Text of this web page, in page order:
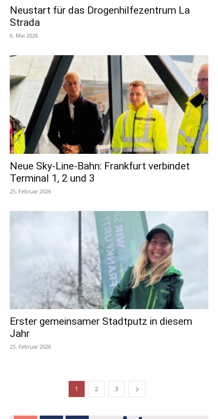
Neustart für das Drogenhilfezentrum La
Strada
6. Mai 2026
Neue Sky-Line-Bahn: Frankfurt verbindet
Terminal 1, 2 und 3
25. Februar 2026
Erster gemeinsamer Stadtputz in diesem
Jahr
25. Februar 2026
1 2 3